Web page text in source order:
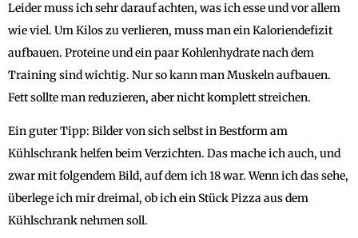
Leider muss ich sehr darauf achten, was ich esse und vor allem
wie viel. Um Kilos zu verlieren, muss man ein Kaloriendefizit
aufbauen. Proteine und ein paar Kohlenhydrate nach dem
Training sind wichtig. Nur so kann man Muskeln aufbauen.
Fett sollte man reduzieren, aber nicht komplett streichen.
Ein guter Tipp: Bilder von sich selbst in Bestform am
Kühlschrank helfen beim Verzichten. Das mache ich auch, und
zwar mit folgendem Bild, auf dem ich 18 war. Wenn ich das sehe,
überlege ich mir dreimal, ob ich ein Stück Pizza aus dem
Kühlschrank nehmen soll.